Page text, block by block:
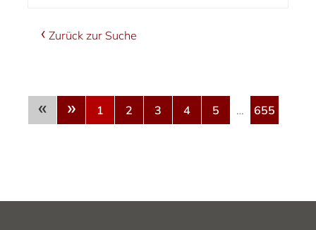
Zurück zur Suche
« » 1 2 3 4 5 … 655